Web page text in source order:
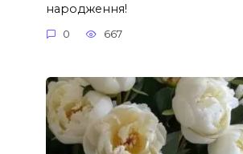
народження!
0 667